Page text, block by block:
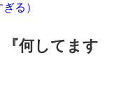
る）
『何してます